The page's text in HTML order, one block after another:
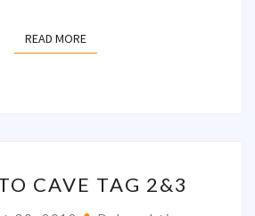
READ MOREREAD MORE
TO
CAVE TAG 2&3